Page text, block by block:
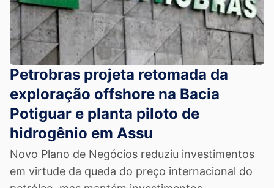
Petrobras projeta retomada da
exploração offshore na Bacia
Potiguar e planta piloto de
hidrogênio em Assu
Novo Plano de Negócios reduziu investimentos
em virtude da queda do preço internacional do